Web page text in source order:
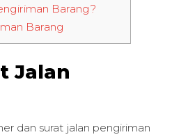
Barang?
Barang
Jalan
dan surat jalan pengiriman